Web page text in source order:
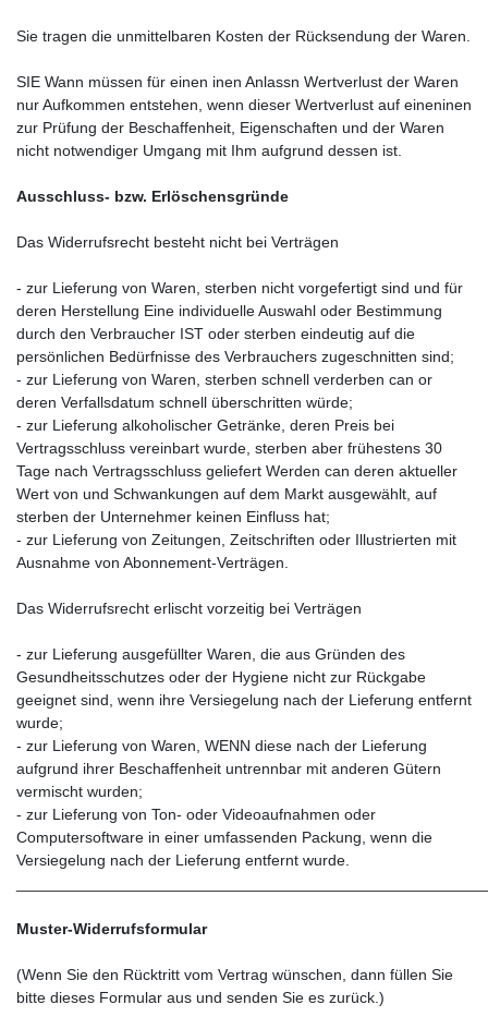
Sie tragen die unmittelbaren Kosten der Rücksendung der Waren.
SIE Wann müssen für einen inen Anlassn Wertverlust der Waren
nur Aufkommen entstehen, wenn dieser Wertverlust auf eineninen
zur Prüfung der Beschaffenheit, Eigenschaften und der Waren
nicht notwendiger Umgang mit Ihm aufgrund dessen ist.
Ausschluss- bzw. Erlöschensgründe
Das Widerrufsrecht besteht nicht bei Verträgen
- zur Lieferung von Waren, sterben nicht vorgefertigt sind und für
deren Herstellung Eine individuelle Auswahl oder Bestimmung
durch den Verbraucher IST oder sterben eindeutig auf die
persönlichen Bedürfnisse des Verbrauchers zugeschnitten sind;
- zur Lieferung von Waren, sterben schnell verderben can or
deren Verfallsdatum schnell überschritten würde;
- zur Lieferung alkoholischer Getränke, deren Preis bei
Vertragsschluss vereinbart wurde, sterben aber frühestens 30
Tage nach Vertragsschluss geliefert Werden can deren aktueller
Wert von und Schwankungen auf dem Markt ausgewählt, auf
sterben der Unternehmer keinen Einfluss hat;
- zur Lieferung von Zeitungen, Zeitschriften oder Illustrierten mit
Ausnahme von Abonnement-Verträgen.
Das Widerrufsrecht erlischt vorzeitig bei Verträgen
- zur Lieferung ausgefüllter Waren, die aus Gründen des
Gesundheitsschutzes oder der Hygiene nicht zur Rückgabe
geeignet sind, wenn ihre Versiegelung nach der Lieferung entfernt
wurde;
- zur Lieferung von Waren, WENN diese nach der Lieferung
aufgrund ihrer Beschaffenheit untrennbar mit anderen Gütern
vermischt wurden;
- zur Lieferung von Ton- oder Videoaufnahmen oder
Computersoftware in einer umfassenden Packung, wenn die
Versiegelung nach der Lieferung entfernt wurde.
Muster-Widerrufsformular
(Wenn Sie den Rücktritt vom Vertrag wünschen, dann füllen Sie
bitte dieses Formular aus und senden Sie es zurück.)